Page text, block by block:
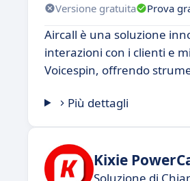
Versione gratuita Prova
Aircall è una soluzione
interazioni con i clienti e
Voicespin, offrendo
Più dettagli
Kixie
Soluzione di